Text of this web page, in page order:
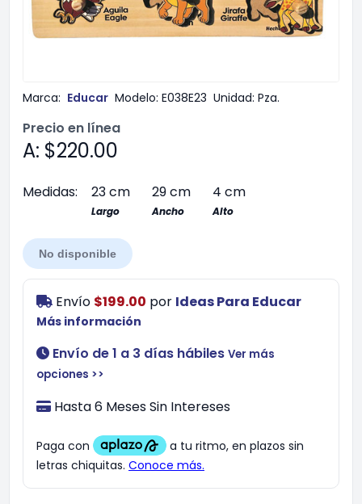
Marca: Educar Modelo: E038E23 Unidad: Pza.
Precio en línea
A: $220.00
Medidas: 23 cm 29 cm 4 cm
Largo Ancho Alto
No disponible
Envío $199.00 por Ideas Para Educar
Más información
Envío de 1 a 3 días hábiles Ver más
opciones >>
Hasta 6 Meses Sin Intereses